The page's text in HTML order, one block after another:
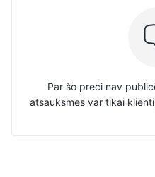
Par šo preci nav
atsauksmes var tikai